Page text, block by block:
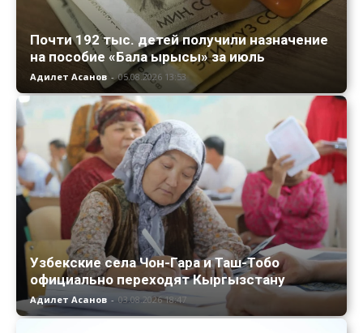
Почти 192 тыс. детей получили назначение
на пособие «Бала ырысы» за июль
Адилет Асанов - 05.08.2026 13:53
Узбекские села Чон-Гара и Таш-Тобо
официально переходят Кыргызстану
Адилет Асанов - 03.08.2026 18:47